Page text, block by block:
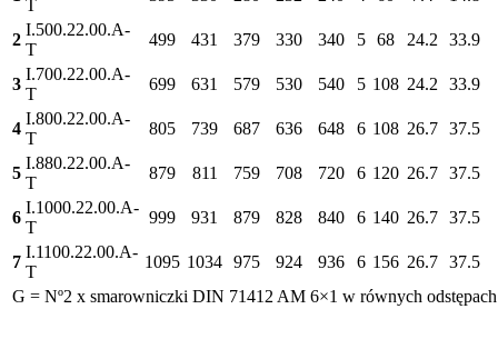
T
2
I.500.22.00.A-
T
499 431 379 330 340 5 68 24.2 33.9
3
I.700.22.00.A-
T
699 631 579 530 540 5 108 24.2 33.9
4
I.800.22.00.A-
T
805 739 687 636 648 6 108 26.7 37.5
5
I.880.22.00.A-
T
879 811 759 708 720 6 120 26.7 37.5
6
I.1000.22.00.A-
T
999 931 879 828 840 6 140 26.7 37.5
7
I.1100.22.00.A-
T
1095 1034 975 924 936 6 156 26.7 37.5
G = Nº2 x smarowniczki DIN 71412 AM 6×1 w równych odstępach